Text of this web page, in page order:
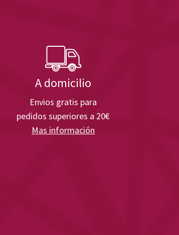
A domicilio
Envios gratis para
pedidos superiores a 20€
Mas información